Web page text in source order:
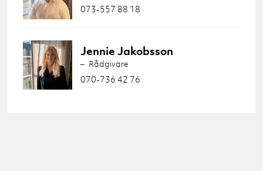
073-557 88 18
Jennie Jakobsson
Rådgivare
070-736 42 76